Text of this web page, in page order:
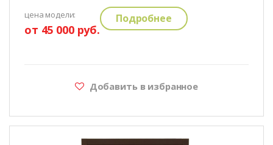
цена модели:
от 45 000 руб.
Подробнее
Добавить в избранное